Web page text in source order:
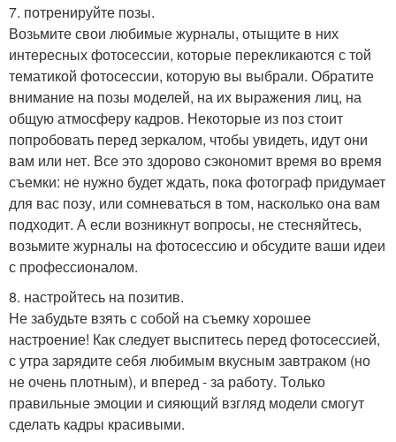
7. потренируйте позы.
Возьмите свои любимые журналы, отыщите в них
интересных фотосессии, которые перекликаются с той
тематикой фотосессии, которую вы выбрали. Обратите
внимание на позы моделей, на их выражения лиц, на
общую атмосферу кадров. Некоторые из поз стоит
попробовать перед зеркалом, чтобы увидеть, идут они
вам или нет. Все это здорово сэкономит время во время
съемки: не нужно будет ждать, пока фотограф придумает
для вас позу, или сомневаться в том, насколько она вам
подходит. А если возникнут вопросы, не стесняйтесь,
возьмите журналы на фотосессию и обсудите ваши идеи
с профессионалом.
8. настройтесь на позитив.
Не забудьте взять с собой на съемку хорошее
настроение! Как следует выспитесь перед фотосессией,
с утра зарядите себя любимым вкусным завтраком (но
не очень плотным), и вперед - за работу. Только
правильные эмоции и сияющий взгляд модели смогут
сделать кадры красивыми.